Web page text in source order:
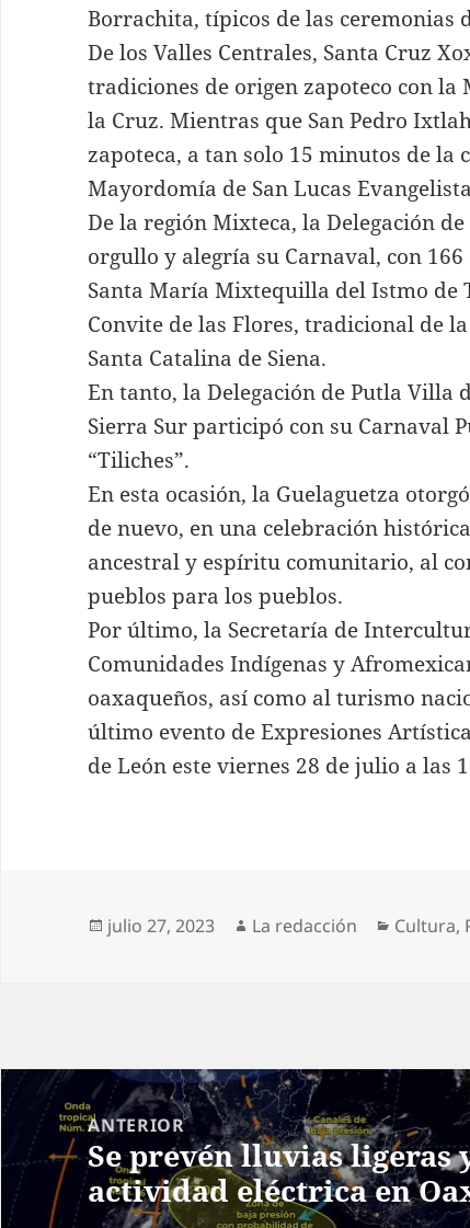
Borrachita, típicos de las ceremonias
De los Valles Centrales, Santa Cruz
tradiciones de origen zapoteco con la
la Cruz. Mientras que San Pedro
zapoteca, a tan solo 15 minutos de la
Mayordomía de San Lucas
De la región Mixteca, la Delegación
orgullo y alegría su Carnaval, con
Santa María Mixtequilla del Istmo de
Convite de las Flores, tradicional de
Santa Catalina de Siena.
En tanto, la Delegación de Putla Villa
Sierra Sur participó con su Carnaval
“Tiliches”.
En esta ocasión, la Guelaguetza
de nuevo, en una celebración
ancestral y espíritu comunitario, al
pueblos para los pueblos.
Por último, la Secretaría de
Comunidades Indígenas y
oaxaqueños, así como al turismo
último evento de Expresiones
de León este viernes 28 de julio a las
Publicado
julio 27, 2023 Autor
La redacción Cultura,
Navegación
de
entradas
ANTERIOR
Entrada
anterior:
Se prevén lluvias
actividad eléctrica en